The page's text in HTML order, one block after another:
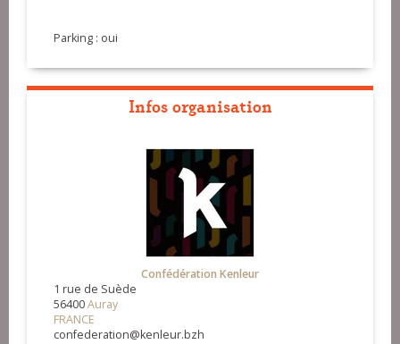
Parking : oui
Infos organisation
Confédération Kenleur
1 rue de Suède
56400Auray
FRANCE
confederation@kenleur.bzh